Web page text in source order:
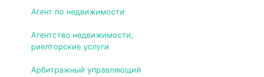
Агент по недвижимости
Агентство недвижимости,
риелторские услуги
Арбитражный управляющий